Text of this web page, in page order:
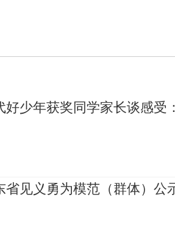
少年获奖同学家长谈感受
省见义勇为模范（群体）公